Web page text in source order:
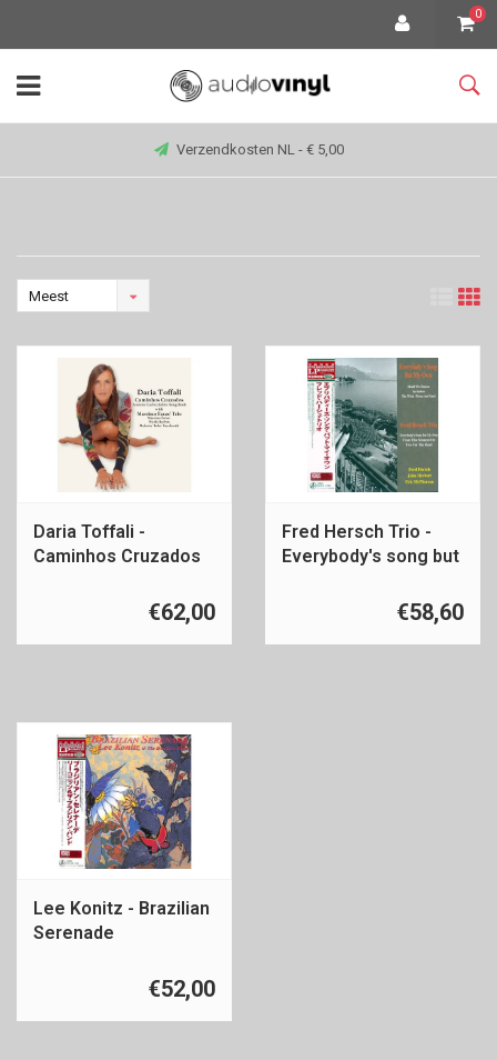
0
Verzendkosten NL - € 5,00
Meest
Daria Toffali -
Caminhos Cruzados
€62,00
Fred Hersch Trio -
Everybody's song but
€58,60
Lee Konitz - Brazilian
Serenade
€52,00